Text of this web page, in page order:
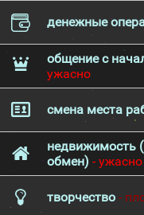
денежные
общение с
ужасно
смена места
недвижимость
обмен) - ужасно
творчество -